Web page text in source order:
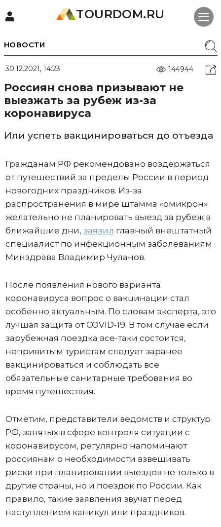
TOURDOM.RU
НОВОСТИ
30.12.2021, 14:23 144944
Россиян снова призывают не
выезжать за рубеж из-за
коронавируса
Или успеть вакцинироваться до отъезда
Гражданам РФ рекомендовано воздержаться
от путешествий за пределы России в период
новогодних праздников. Из-за
распространения в мире штамма «омикрон»
желательно не планировать выезд за рубеж в
ближайшие дни, заявил главный внештатный
специалист по инфекционным заболеваниям
Минздрава Владимир Чуланов.
После появления нового варианта
коронавируса вопрос о вакцинации стал
особенно актуальным. По словам эксперта, это
лучшая защита от COVID-19. В том случае если
зарубежная поездка все-таки состоится,
непривитым туристам следует заранее
вакцинироваться и соблюдать все
обязательные санитарные требования во
время путешествия.
Отметим, представители ведомств и структур
РФ, занятых в сфере контроля ситуации с
коронавирусом, регулярно напоминают
россиянам о необходимости взвешивать
риски при планировании выездов не только в
другие страны, но и поездок по России. Как
правило, такие заявления звучат перед
наступлением каникул или праздников.